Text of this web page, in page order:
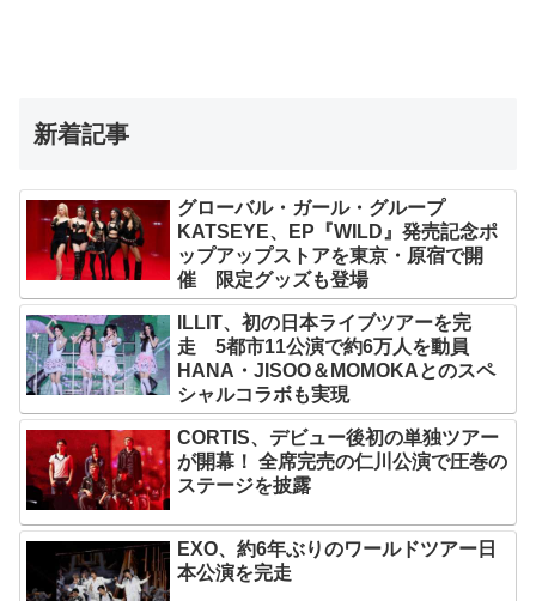
新着記事
グローバル・ガール・グループ
KATSEYE、EP『WILD』発売記念ポ
ップアップストアを東京・原宿で開
催 限定グッズも登場
ILLIT、初の日本ライブツアーを完
走 5都市11公演で約6万人を動員
HANA・JISOO＆MOMOKAとのスペ
シャルコラボも実現
CORTIS、デビュー後初の単独ツアー
が開幕！ 全席完売の仁川公演で圧巻の
ステージを披露
EXO、約6年ぶりのワールドツアー日
本公演を完走